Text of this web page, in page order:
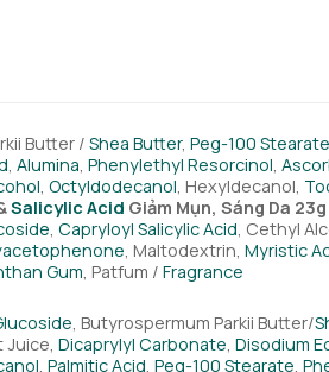
Butter / Shea Butter, Peg-100 Stearate
, Alumina, Phenylethyl Resorcinol,
, Octyldodecanol, Hexyldecanol,
Salicylic Acid Giảm Mụn, Sáng Da 23g
, Capryloyl Salicylic Acid, Cethyl
, Maltodextrin, Myristic
Gum, Patfum / Fragrance
, Butyrospermum Parkii Butter/
Juice, Dicaprylyl Carbonate, Disodium
, Palmitic Acid, Peg-100 Stearate,